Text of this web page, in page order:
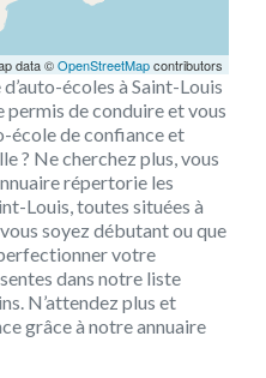
data ©OpenStreetMapcontributors
écoles à Saint-Louis
permis de conduire et vous
école de confiance et
? Ne cherchez plus, vous
répertorie les
Louis, toutes situées à
soyez débutant ou que
votre
dans notre liste
N’attendez plus et
grâce à notre annuaire